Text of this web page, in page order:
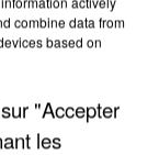
combine data from
based on
"Accepter
les